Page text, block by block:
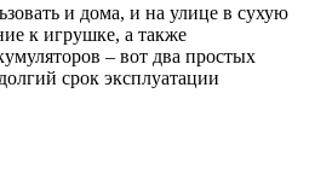
и дома, и на улице в сухую
к игрушке, а также
– вот два простых
срок эксплуатации